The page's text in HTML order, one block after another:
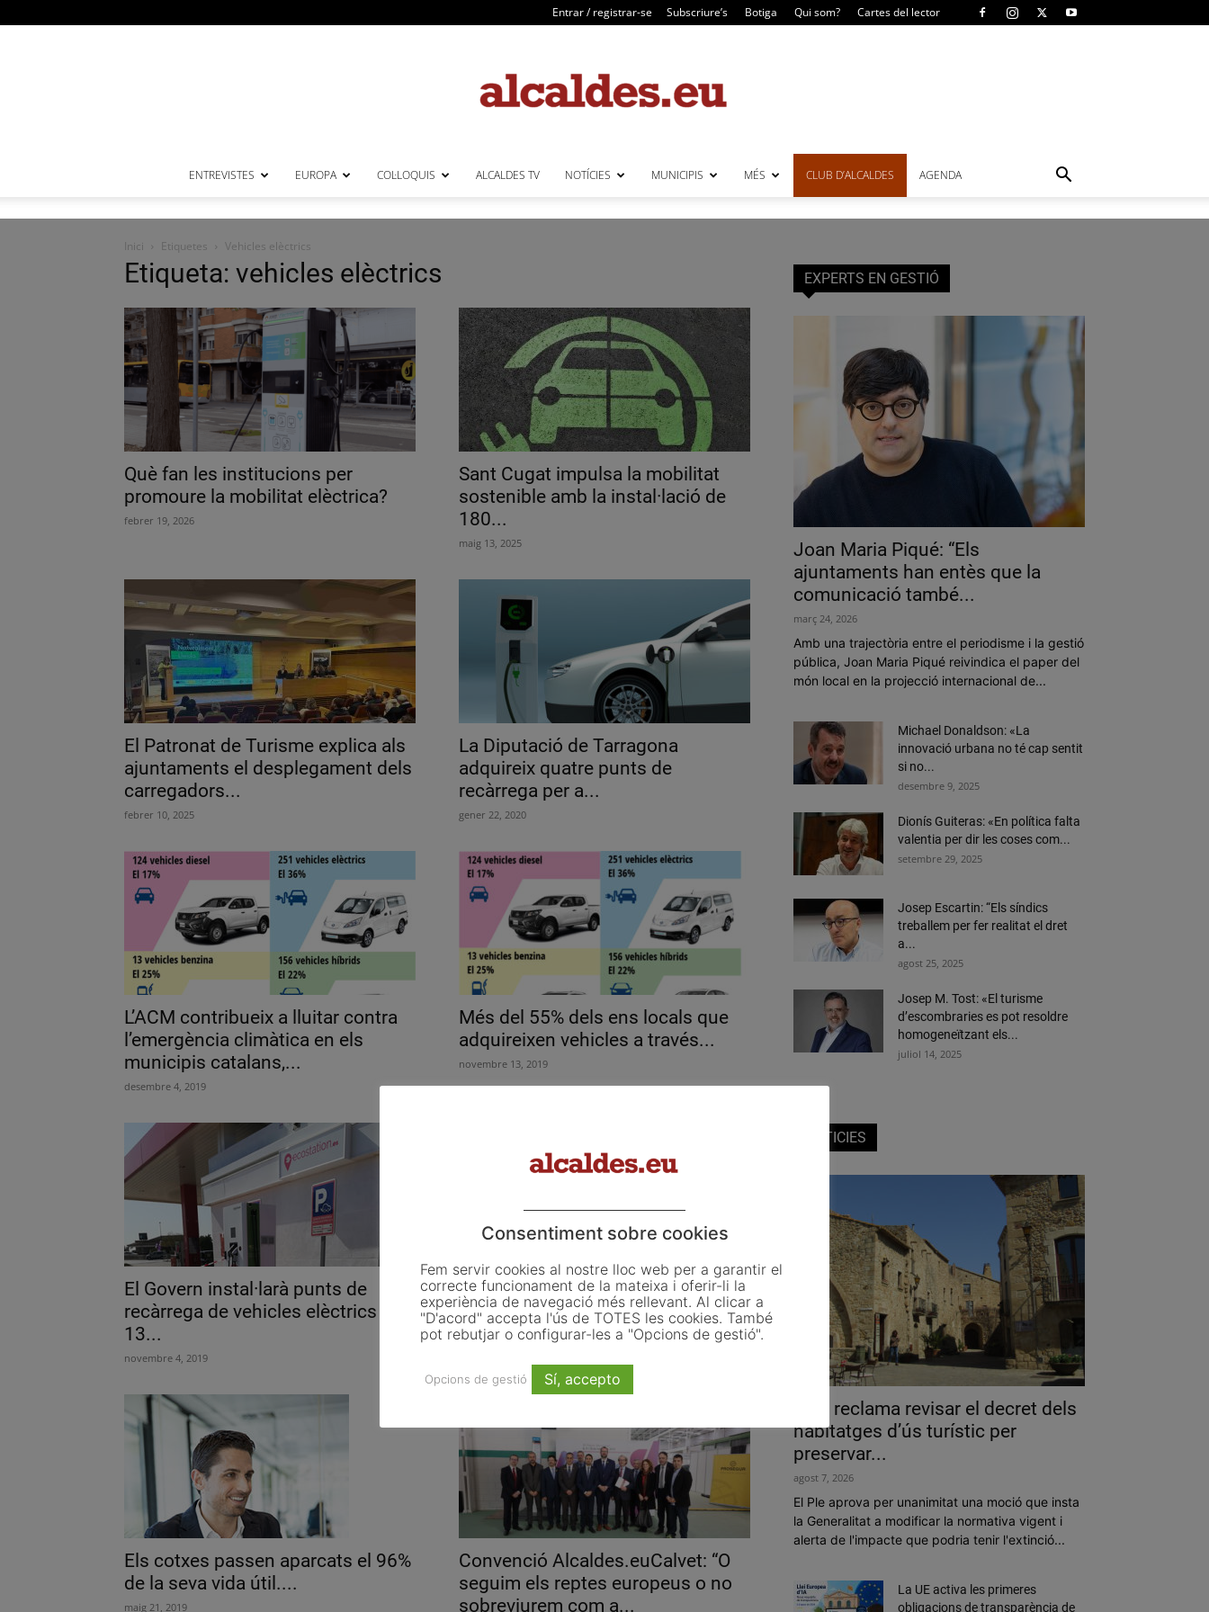
Entrar / registrar-se Subscriure’s Botiga Qui som? Cartes del lector
ENTREVISTES EUROPA COL·LOQUIS ALCALDES TV NOTÍCIES MUNICIPIS MÉS CLUB D’ALCALDES AGENDA
Inici Etiquetes Vehicles elèctrics
Etiqueta: vehicles elèctrics
Què fan les institucions per
promoure la mobilitat elèctrica?
febrer 19, 2026
Sant Cugat impulsa la mobilitat
sostenible amb la instal·lació de
180...
maig 13, 2025
El Patronat de Turisme explica als
ajuntaments el desplegament dels
carregadors...
febrer 10, 2025
La Diputació de Tarragona
adquireix quatre punts de
recàrrega per a...
gener 22, 2020
L’ACM contribueix a lluitar contra
l’emergència climàtica en els
municipis catalans,...
desembre 4, 2019
Més del 55% dels ens locals que
adquireixen vehicles a través...
novembre 13, 2019
El Govern instal·larà punts de
recàrrega de vehicles elèctrics a
13...
novembre 4, 2019
Sant Boi acollirà una prova pilot
per incorporar bateries d’hidrogen
als...
Els cotxes passen aparcats el 96%
de la seva vida útil....
maig 21, 2019
Convenció Alcaldes.euCalvet: “O
seguim els reptes europeus o no
sobreviurem com a...
EXPERTS EN GESTIÓ
Joan Maria Piqué: “Els
ajuntaments han entès que la
comunicació també...
març 24, 2026
Amb una trajectòria entre el periodisme i la gestió
pública, Joan Maria Piqué reivindica el paper del
món local en la projecció internacional de...
Michael Donaldson: «La
innovació urbana no té cap sentit
si no...
desembre 9, 2025
Dionís Guiteras: «En política falta
valentia per dir les coses com...
setembre 29, 2025
Josep Escartin: “Els síndics
treballem per fer realitat el dret
a...
agost 25, 2025
Josep M. Tost: «El turisme
d’escombraries es pot resoldre
homogeneïtzant els...
juliol 14, 2025
NOTICIES
Pals reclama revisar el decret dels
habitatges d’ús turístic per
preservar...
agost 7, 2026
El Ple aprova per unanimitat una moció que insta
la Generalitat a modificar la normativa vigent i
alerta de l'impacte que podria tenir l'extinció...
La UE activa les primeres
obligacions de transparència de
Consentiment sobre cookies
Fem servir cookies al nostre lloc web per a garantir el
correcte funcionament de la mateixa i oferir-li la
experiència de navegació més rellevant. Al clicar a
"D'acord" accepta l'ús de TOTES les cookies. També
pot rebutjar o configurar-les a "Opcions de gestió".
Opcions de gestió Sí, accepto